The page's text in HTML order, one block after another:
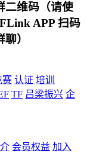
二维码（请使
APP 扫码
）
赛 认证 培训
TF 吕梁振兴 企
会员权益 加入